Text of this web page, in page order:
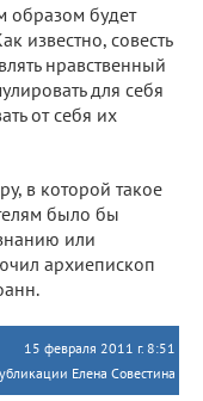
образом будет
известно, совесть
нравственный
для себя
от себя их
в которой такое
было бы
или
архиепископ
15 февраля 2011 г. 8:51
Елена Совестина